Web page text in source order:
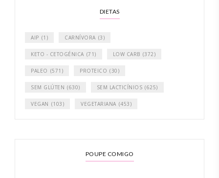
DIETAS
AIP (1) CARNÍVORA (3)
KETO - CETOGÉNICA (71) LOW CARB (372)
PALEO (571) PROTEICO (30)
SEM GLÚTEN (630) SEM LACTICÍNIOS (625)
VEGAN (103) VEGETARIANA (453)
POUPE COMIGO